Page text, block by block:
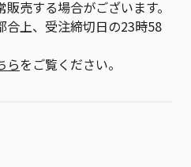
売する場合がございます。
上、受注締切日の23時58
らをご覧ください。